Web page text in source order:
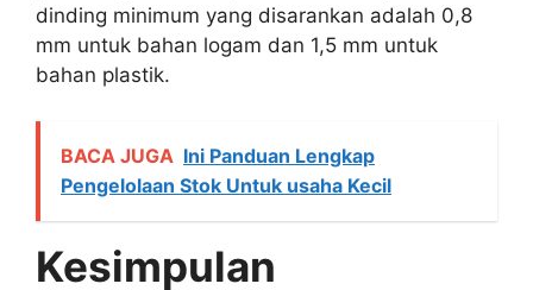
dinding minimum yang disarankan adalah 0,8
mm untuk bahan logam dan 1,5 mm untuk
bahan plastik.
BACA JUGA Ini Panduan Lengkap
Pengelolaan Stok Untuk usaha Kecil
Kesimpulan